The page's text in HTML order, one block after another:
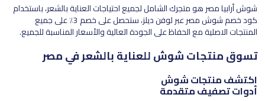
شوش أرابيا مصر هو متجرك الشامل لجميع احتياجات العناية بالشعر، باستخدام
كود خصم شوش مصر عبر لوفن ديلز، ستحصل على خصم 3٪ على جميع
المنتجات الاصلية مع الحفاظ على الجودة العالية والأسعار المناسبة للجميع.
تسوق منتجات شوش للعناية بالشعر في مصر
اكتشف منتجات شوش
أدوات تصفيف متقدمة